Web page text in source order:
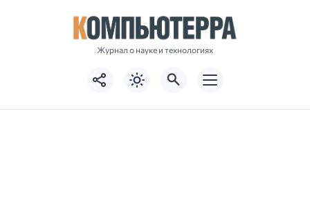
Журнал о науке и технологиях